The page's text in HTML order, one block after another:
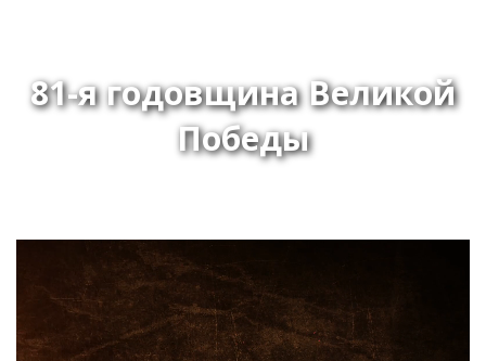
81-я годовщина Великой
Победы